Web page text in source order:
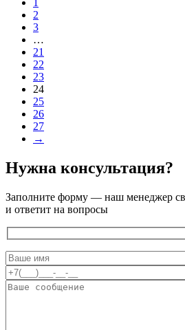
2
3
…
21
22
23
24
25
26
27
→
Нужна консультация?
Заполните форму — наш менеджер
и ответит на вопросы